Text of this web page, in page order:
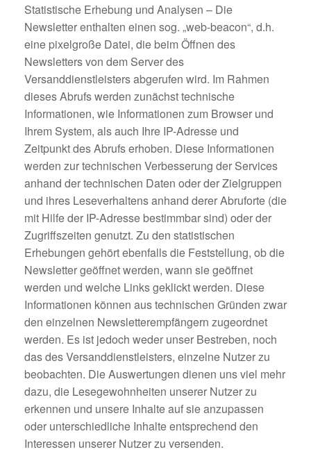
Statistische Erhebung und Analysen – Die
Newsletter enthalten einen sog. „web-beacon“, d.h.
eine pixelgroße Datei, die beim Öffnen des
Newsletters von dem Server des
Versanddienstleisters abgerufen wird. Im Rahmen
dieses Abrufs werden zunächst technische
Informationen, wie Informationen zum Browser und
Ihrem System, als auch Ihre IP-Adresse und
Zeitpunkt des Abrufs erhoben. Diese Informationen
werden zur technischen Verbesserung der Services
anhand der technischen Daten oder der Zielgruppen
und ihres Leseverhaltens anhand derer Abruforte (die
mit Hilfe der IP-Adresse bestimmbar sind) oder der
Zugriffszeiten genutzt. Zu den statistischen
Erhebungen gehört ebenfalls die Feststellung, ob die
Newsletter geöffnet werden, wann sie geöffnet
werden und welche Links geklickt werden. Diese
Informationen können aus technischen Gründen zwar
den einzelnen Newsletterempfängern zugeordnet
werden. Es ist jedoch weder unser Bestreben, noch
das des Versanddienstleisters, einzelne Nutzer zu
beobachten. Die Auswertungen dienen uns viel mehr
dazu, die Lesegewohnheiten unserer Nutzer zu
erkennen und unsere Inhalte auf sie anzupassen
oder unterschiedliche Inhalte entsprechend den
Interessen unserer Nutzer zu versenden.